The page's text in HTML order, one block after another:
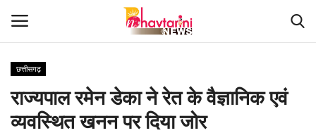
Home
संपर्क करें
छत्तीसगढ़
राज्यपाल रमेन डेका ने रेत के वैज्ञानिक एवं
व्यवस्थित खनन पर दिया जोर